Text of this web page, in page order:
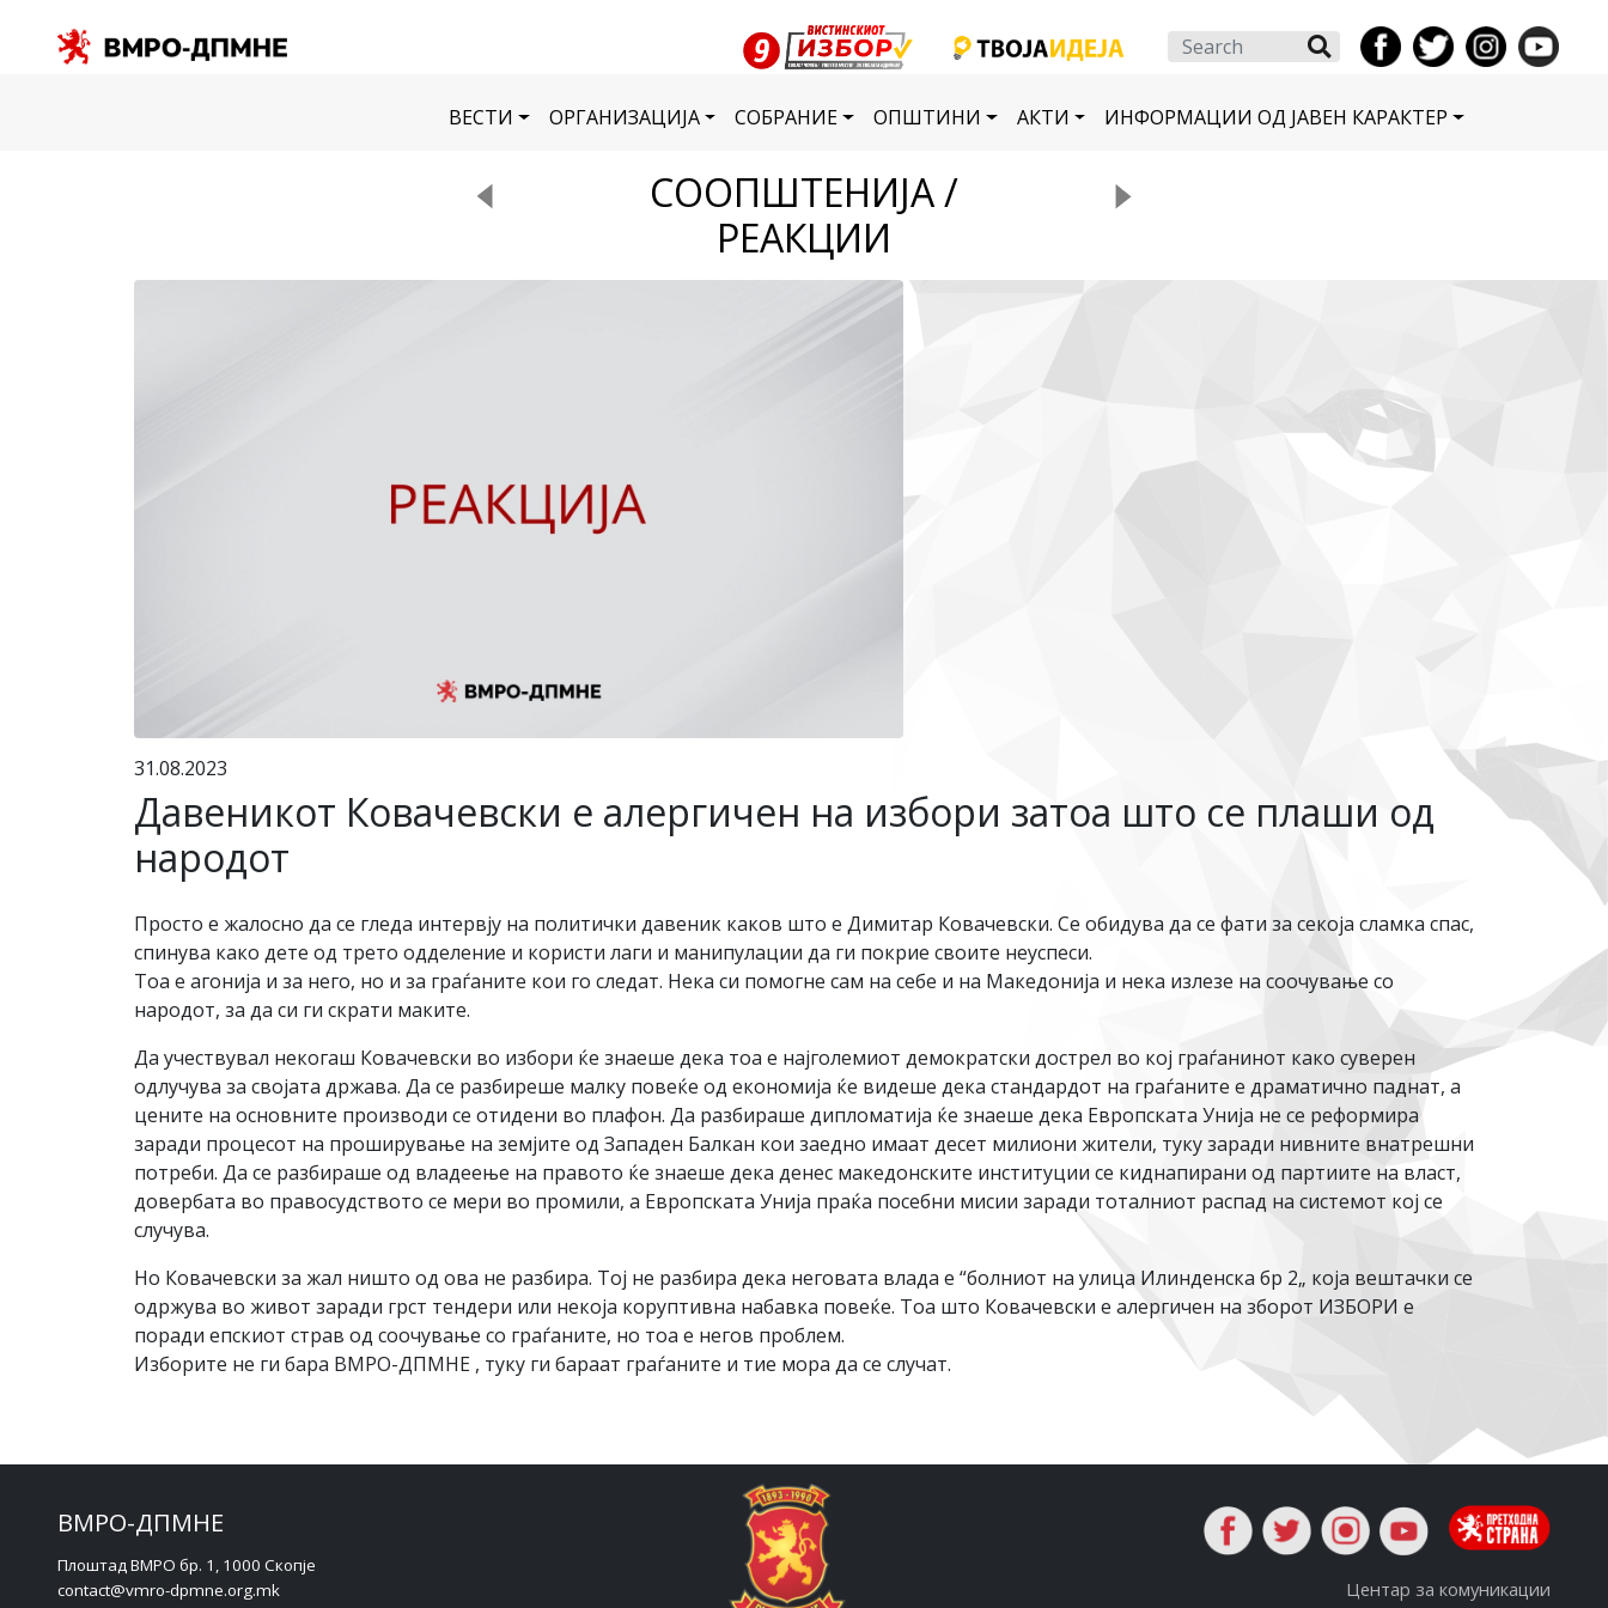
Search
ВЕСТИ ОРГАНИЗАЦИЈА СОБРАНИЕ ОПШТИНИ АКТИ ИНФОРМАЦИИ ОД ЈАВЕН КАРАКТЕР
СООПШТЕНИЈА /
РЕАКЦИИ
31.08.2023
Давеникот Ковачевски е алергичен на избори затоа што се плаши од
народот
Просто е жалосно да се гледа интервју на политички давеник каков што е Димитар Ковачевски. Се обидува да се фати за секоја сламка спас,
спинува како дете од трето одделение и користи лаги и манипулации да ги покрие своите неуспеси.
Тоа е агонија и за него, но и за граѓаните кои го следат. Нека си помогне сам на себе и на Македонија и нека излезе на соочување со
народот, за да си ги скрати маките.
Да учествувал некогаш Ковачевски во избори ќе знаеше дека тоа е најголемиот демократски дострел во кој граѓанинот како суверен
одлучува за својата држава. Да се разбиреше малку повеќе од економија ќе видеше дека стандардот на граѓаните е драматично паднат, а
цените на основните производи се отидени во плафон. Да разбираше дипломатија ќе знаеше дека Европската Унија не се реформира
заради процесот на проширување на земјите од Западен Балкан кои заедно имаат десет милиони жители, туку заради нивните внатрешни
потреби. Да се разбираше од владеење на правото ќе знаеше дека денес македонските институции се киднапирани од партиите на власт,
довербата во правосудството се мери во промили, а Европската Унија праќа посебни мисии заради тоталниот распад на системот кој се
случува.
Но Ковачевски за жал ништо од ова не разбира. Тој не разбира дека неговата влада е “болниот на улица Илинденска бр 2„ која вештачки се
одржува во живот заради грст тендери или некоја коруптивна набавка повеќе. Тоа што Ковачевски е алергичен на зборот ИЗБОРИ е
поради епскиот страв од соочување со граѓаните, но тоа е негов проблем.
Изборите не ги бара ВМРО-ДПМНЕ , туку ги бараат граѓаните и тие мора да се случат.
ВМРО-ДПМНЕ
Плоштад ВМРО бр. 1, 1000 Скопје
contact@vmro-dpmne.org.mk
Центар за комуникации